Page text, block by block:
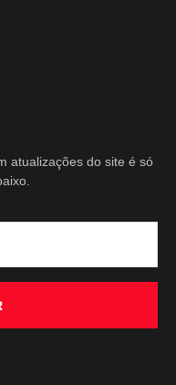
atualizações do site é só